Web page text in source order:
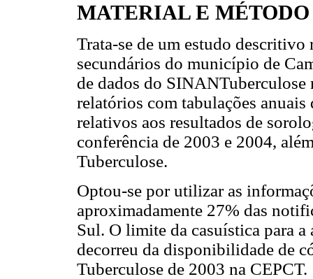
MATERIAL E MÉTODO
Trata-se de um estudo
secundários do município de
de dados do SINANTuberculose
relatórios com tabulações
relativos aos resultados de
conferência de 2003 e 2004,
Tuberculose.
Optou-se por utilizar as
aproximadamente 27% das
Sul. O limite da casuística para
decorreu da disponibilidade de
Tuberculose de 2003 na CEPCT.